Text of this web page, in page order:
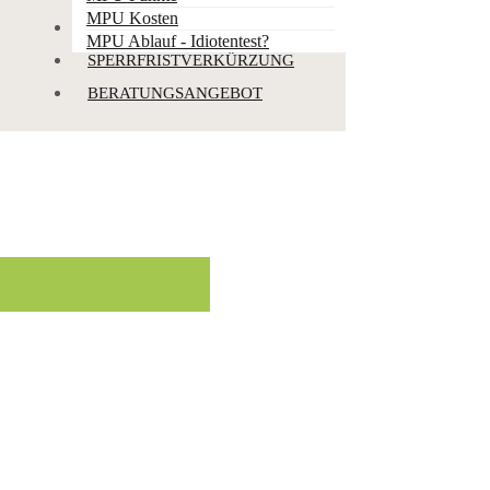
MPU Kosten
MPU Ablauf - Idiotentest?
PUNKTEABBBAU
SPERRFRISTVERKÜRZUNG
BERATUNGSANGEBOT